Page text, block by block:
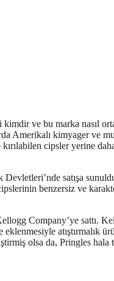
ve bu marka nasıl
Amerikalı kimyager ve
cipsler yerine
satışa
benzersiz ve
Company’ye sattı.
atıştırmalık
olsa da, Pringles